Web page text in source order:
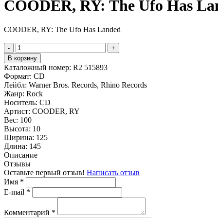
COODER, RY: The Ufo Has
COODER, RY: The Ufo Has Landed
-
+
В корзину
Каталожный номер: R2 515893
Формат: CD
Лейбл: Warner Bros. Records, Rhino Records
Жанр: Rock
Носитель: CD
Артист: COODER, RY
Вес: 100
Высота: 10
Ширина: 125
Длина: 145
Описание
Отзывы
Оставьте первый отзыв! Написать отзыв
Имя *
E-mail *
Комментарий *